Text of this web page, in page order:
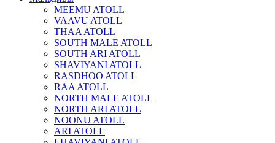
MEEMU ATOLL
VAAVU ATOLL
THAA ATOLL
SOUTH MALE ATOLL
SOUTH ARI ATOLL
SHAVIYANI ATOLL
RASDHOO ATOLL
RAA ATOLL
NORTH MALE ATOLL
NORTH ARI ATOLL
NOONU ATOLL
ARI ATOLL